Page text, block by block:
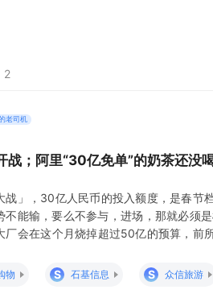
2
老司机
；阿里“30亿免单”的奶茶还没
战」，30亿人民币的投入额度，是春节
能输，要么不参与，进场，那就必须
厂会在这个月烧掉超过50亿的预算，前
密集的时间里，集中花掉这50亿，最后
了
物 S 石基信息 S 众信旅游